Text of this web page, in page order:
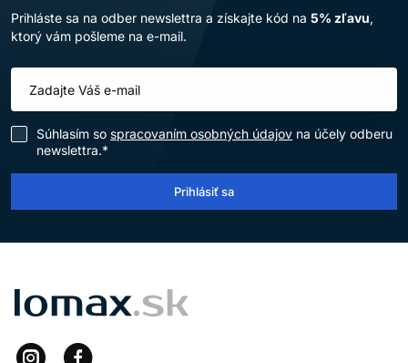
Prihláste sa na odber newslettra a získajte kód na 5% zľavu,
ktorý vám pošleme na e-mail.
Súhlasím so spracovaním osobných údajov na účely odberu
newslettra.*
Prihlásiť sa
LOMAX